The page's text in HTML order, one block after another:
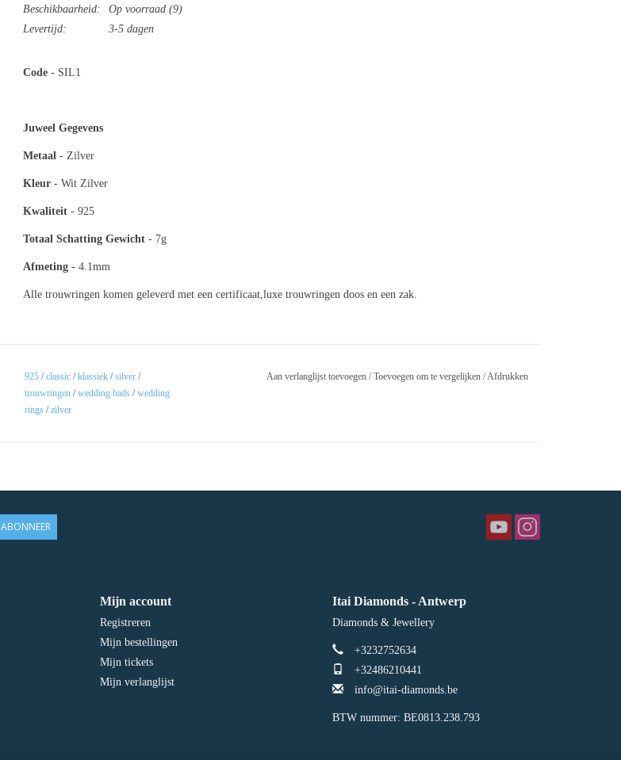
Beschikbaarheid: Op voorraad(9)
Levertijd:
3-5 dagen
Code - SIL1
Juweel Gegevens
Metaal - Zilver
Kleur- Wit Zilver
Kwaliteit- 925
Totaal Schatting Gewicht- 7g
Afmeting- 4.1mm
Alle trouwringen komen geleverd met een certificaat,luxe trouwringen doos en een zak.
925 /classic /klassiek /silver /
trouwringen /wedding bads /wedding
rings /zilver
Aan verlanglijst toevoegen/Toevoegen om te vergelijken /Afdrukken
ABONNEER
Mijn account
Registreren
Mijn bestellingen
Mijn tickets
Mijn verlanglijst
Itai Diamonds - Antwerp
Diamonds & Jewellery
+3232752634
+32486210441
info@itai-diamonds.be
BTW nummer: BE0813.238.793